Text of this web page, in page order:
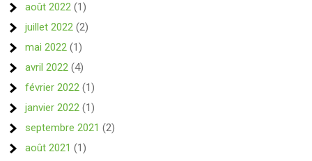
août 2022 (1)
juillet 2022 (2)
mai 2022 (1)
avril 2022 (4)
février 2022 (1)
janvier 2022 (1)
septembre 2021 (2)
août 2021 (1)